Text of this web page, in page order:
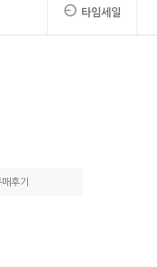
타임세일
후기